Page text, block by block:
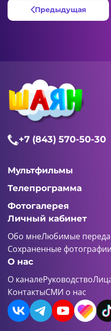
Предыдущая
+7 (843) 570-50-30
Мультфильмы
Телепрограмма
Фотогалерея
Личный кабинет
Обо мнеЛюбимые
Сохраненные фотографии
О нас
О каналеРуководство
КонтактыСМИ о нас